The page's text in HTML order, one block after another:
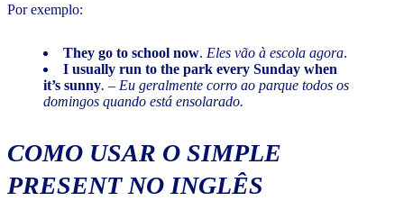
Por exemplo:
They go to school now. Eles vão à escola agora.
I usually run to the park every Sunday when
it’s sunny. – Eu geralmente corro ao parque todos os
domingos quando está ensolarado.
COMO USAR O SIMPLE
PRESENT NO INGLÊS